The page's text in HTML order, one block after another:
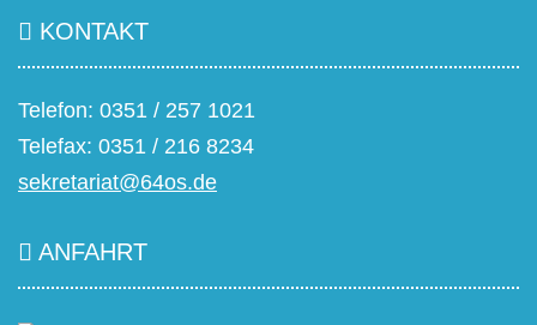
KONTAKT
Telefon: 0351 / 257 1021
Telefax: 0351 / 216 8234
sekretariat@64os.de
ANFAHRT